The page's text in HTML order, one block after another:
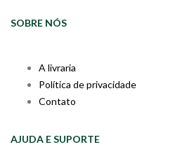
SOBRE NÓS
A livraria
Política de privacidade
Contato
AJUDA E SUPORTE